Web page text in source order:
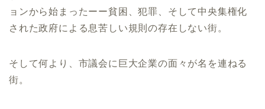
ョンから始まったーー貧困、犯罪、そして中央集権化
された政府による息苦しい規則の存在しない街。
そして何より、市議会に巨大企業の面々が名を連ねる
街。